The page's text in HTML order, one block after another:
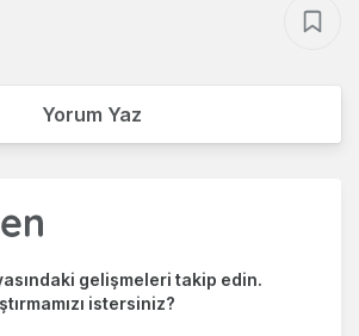
Yorum Yaz
gelişmeleri takip edin.
istersiniz?